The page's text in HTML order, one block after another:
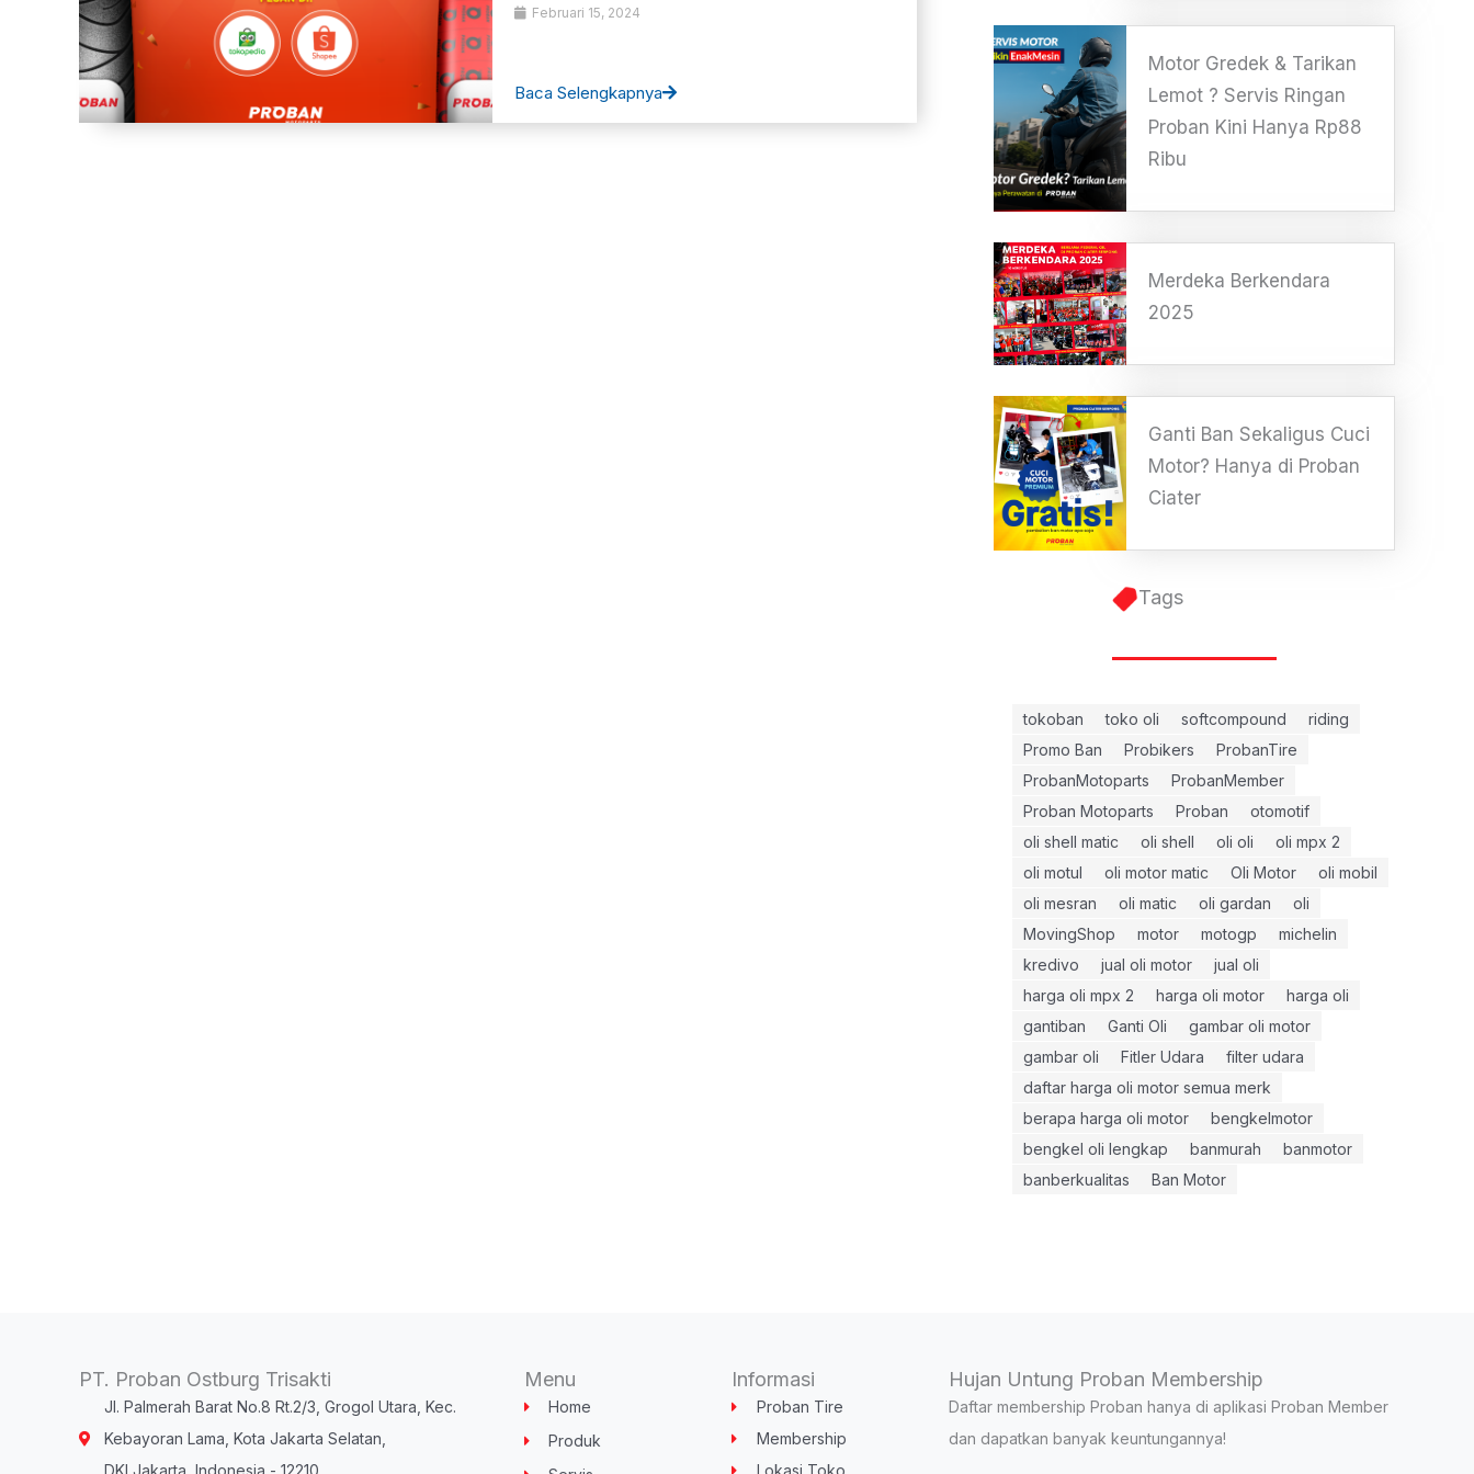
Februari 15, 2024
Baca Selengkapnya
Motor Gredek & Tarikan
Lemot ? Servis Ringan
Proban Kini Hanya Rp88
Ribu
Merdeka Berkendara
2025
Ganti Ban Sekaligus Cuci
Motor? Hanya di Proban
Ciater
Tags
tokoban toko oli softcompound
riding
Promo Ban
Probikers
ProbanTire
ProbanMotoparts
ProbanMember
Proban Motoparts
Proban
otomotif
oli shell matic
oli shell oli oli
oli mpx 2
oli motul
oli motor matic Oli Motor
oli mobil
oli mesran
oli matic oli gardan
oli
MovingShop
motor motogp
michelin
kredivo
jual oli motor
jual oli
harga oli mpx 2
harga oli motor
harga oli
gantiban
Ganti Oli
gambar oli motor
gambar oli
Fitler Udara
filter udara
daftar harga oli motor semua merk
berapa harga oli motor
bengkelmotor
bengkel oli lengkap
banmurah
banmotor
banberkualitas
Ban Motor
PT. Proban Ostburg Trisakti
Jl. Palmerah Barat No.8 Rt.2/3, Grogol Utara, Kec.
Kebayoran Lama, Kota Jakarta Selatan,
DKI Jakarta, Indonesia - 12210
Menu
Home
Produk
Informasi
Proban Tire
Membership
Lokasi Toko
Hujan Untung Proban Membership
Daftar membership Proban hanya di aplikasi Proban Member
dan dapatkan banyak keuntungannya!